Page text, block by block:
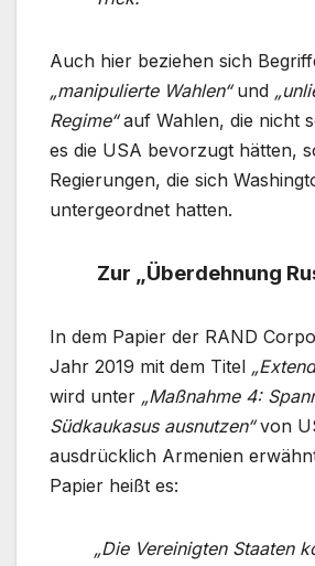
Auch hier beziehen sich
„manipulierte Wahlen“und
Regime“auf Wahlen, die nicht
es die USA bevorzugt hätten,
Regierungen, die sich
untergeordnet hatten.
Zur „Überdehnung
In dem Papier der RAND
Jahr 2019 mit dem Titel
wird unter „Maßnahme 4:
Südkaukasus ausnutzen“von
ausdrücklich Armenien
Papier heißt es:
„Die Vereinigten Staaten